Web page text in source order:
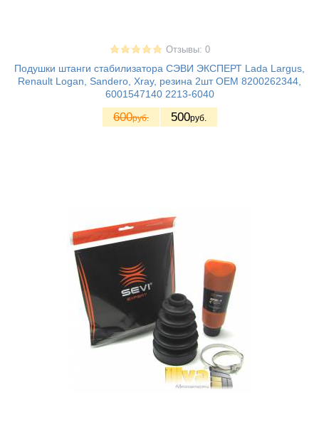
Отзывы: 0
Подушки штанги стабилизатора СЭВИ ЭКСПЕРТ Lada Largus,
Renault Logan, Sandero, Xray, резина 2шт ОЕМ 8200262344,
6001547140 2213-6040
600руб. 500руб.